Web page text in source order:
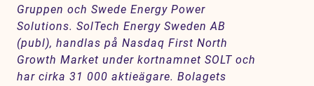
Gruppen och Swede Energy Power
Solutions. SolTech Energy Sweden AB
(publ), handlas på Nasdaq First North
Growth Market under kortnamnet SOLT och
har cirka 31 000 aktieägare. Bolagets